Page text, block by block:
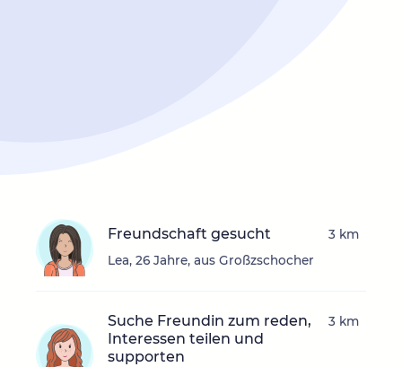
Freundschaft gesucht
Lea, 26 Jahre, aus Großzschocher
3 km
Suche Freundin zum reden,
Interessen teilen und
supporten
3 km